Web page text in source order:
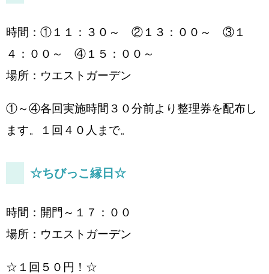
時間：①１１：３０～ ②１３：００～ ③１
４：００～ ④１５：００～
場所：ウエストガーデン
①～④各回実施時間３０分前より整理券を配布し
ます。１回４０人まで。
☆ちびっこ縁日☆
時間：開門～１７：００
場所：ウエストガーデン
☆１回５０円！☆